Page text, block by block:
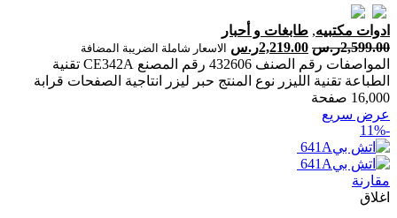
ادوات مكتبيه, طابغات و أحبار
2,599.00ر.س 2,219.00ر.س الاسعار شاملة الضريبة المضافة
المواصفات رقم الصنف 432606 رقم المصنع CE342A تقنية
الطباعة تقنية الليزر نوع المنتج حبر ليزر انتاجية الصفحات ‎قرابة
16,000 صفحة‎
عرض سريع
-11%
مقارنة
اغلاق